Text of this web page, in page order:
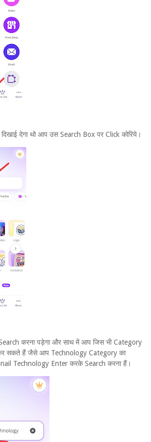
देगा थो आप उस Search Box पर Click कोरिये।
करना पड़ेगा और साथ में आप जिस भी Category
सकते हैं जैसे आप Technology Category का
Technology Enter करके Search करना हैं।